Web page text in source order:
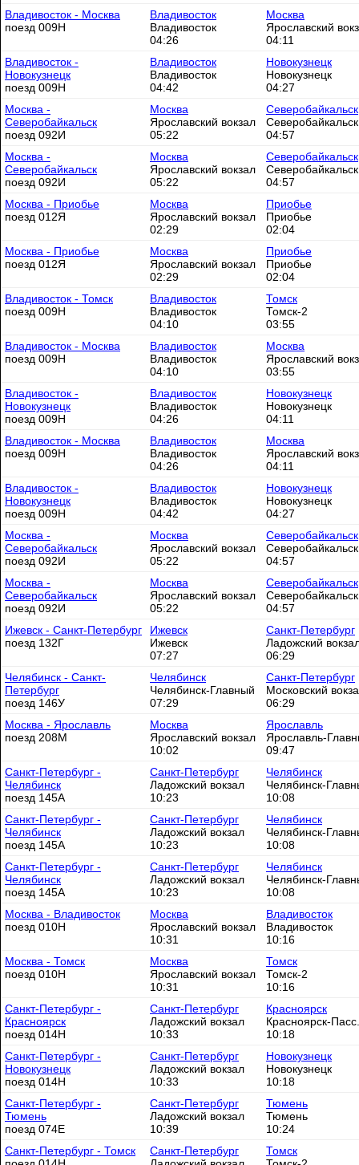
Владивосток - Москва
поезд 009Н
Владивосток
Владивосток
04:26
Москва
Ярославский
04:11
Владивосток -
Новокузнецк
поезд 009Н
Владивосток
Владивосток
04:42
Новокузнецк
Новокузнецк
04:27
Москва -
Северобайкальск
поезд 092И
Москва
Ярославский вокзал
05:22
Северобайкальск
Северобайкальск
04:57
Москва -
Северобайкальск
поезд 092И
Москва
Ярославский вокзал
05:22
Северобайкальск
Северобайкальск
04:57
Москва - Приобье
поезд 012Я
Москва
Ярославский вокзал
02:29
Приобье
Приобье
02:04
Москва - Приобье
поезд 012Я
Москва
Ярославский вокзал
02:29
Приобье
Приобье
02:04
Владивосток - Томск
поезд 009Н
Владивосток
Владивосток
04:10
Томск
Томск-2
03:55
Владивосток - Москва
поезд 009Н
Владивосток
Владивосток
04:10
Москва
Ярославский
03:55
Владивосток -
Новокузнецк
поезд 009Н
Владивосток
Владивосток
04:26
Новокузнецк
Новокузнецк
04:11
Владивосток - Москва
поезд 009Н
Владивосток
Владивосток
04:26
Москва
Ярославский
04:11
Владивосток -
Новокузнецк
поезд 009Н
Владивосток
Владивосток
04:42
Новокузнецк
Новокузнецк
04:27
Москва -
Северобайкальск
поезд 092И
Москва
Ярославский вокзал
05:22
Северобайкальск
Северобайкальск
04:57
Москва -
Северобайкальск
поезд 092И
Москва
Ярославский вокзал
05:22
Северобайкальск
Северобайкальск
04:57
Ижевск - Санкт-Петербург
поезд 132Г
Ижевск
Ижевск
07:27
Санкт-Петербург
Ладожский
06:29
Челябинск - Санкт-
Петербург
поезд 146У
Челябинск
Челябинск-Главный
07:29
Санкт-Петербург
Московский
06:29
Москва - Ярославль
поезд 208М
Москва
Ярославский вокзал
10:02
Ярославль
Ярославль-
09:47
Санкт-Петербург -
Челябинск
поезд 145А
Санкт-Петербург
Ладожский вокзал
10:23
Челябинск
Челябинск-
10:08
Санкт-Петербург -
Челябинск
поезд 145А
Санкт-Петербург
Ладожский вокзал
10:23
Челябинск
Челябинск-
10:08
Санкт-Петербург -
Челябинск
поезд 145А
Санкт-Петербург
Ладожский вокзал
10:23
Челябинск
Челябинск-
10:08
Москва - Владивосток
поезд 010Н
Москва
Ярославский вокзал
10:31
Владивосток
Владивосток
10:16
Москва - Томск
поезд 010Н
Москва
Ярославский вокзал
10:31
Томск
Томск-2
10:16
Санкт-Петербург -
Красноярск
поезд 014Н
Санкт-Петербург
Ладожский вокзал
10:33
Красноярск
Красноярск-Пасс.
10:18
Санкт-Петербург -
Новокузнецк
поезд 014Н
Санкт-Петербург
Ладожский вокзал
10:33
Новокузнецк
Новокузнецк
10:18
Санкт-Петербург -
Тюмень
поезд 074Е
Санкт-Петербург
Ладожский вокзал
10:39
Тюмень
Тюмень
10:24
Санкт-Петербург - Томск
Санкт-Петербург
Томск